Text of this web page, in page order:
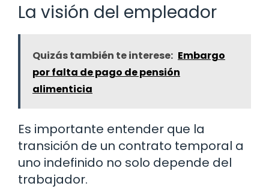
La visión del empleador
Quizás también te interese: Embargo
por falta de pago de pensión
alimenticia
Es importante entender que la
transición de un contrato temporal a
uno indefinido no solo depende del
trabajador.